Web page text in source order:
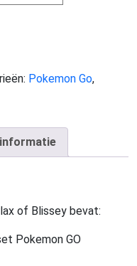
Pokemon Go,
of Blissey bevat:
Pokemon GO